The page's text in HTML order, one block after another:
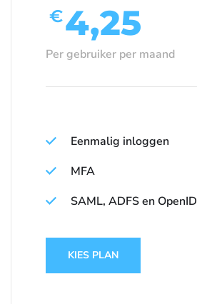
€4,25
Per gebruiker per maand
Eenmalig inloggen
MFA
SAML, ADFS en OpenID
KIES PLAN